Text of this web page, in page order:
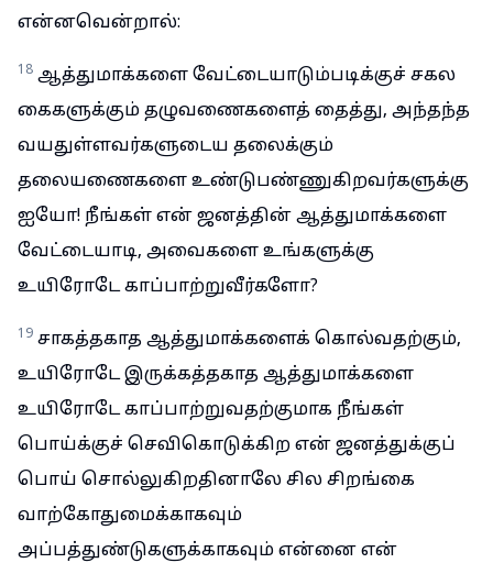
என்னவென்றால்:
18 ஆத்துமாக்களை வேட்டையாடும்படிக்குச் சகல
கைகளுக்கும் தழுவணைகளைத் தைத்து, அந்தந்த
வயதுள்ளவர்களுடைய தலைக்கும்
தலையணைகளை உண்டுபண்ணுகிறவர்களுக்கு
ஐயோ! நீங்கள் என் ஜனத்தின் ஆத்துமாக்களை
வேட்டையாடி, அவைகளை உங்களுக்கு
உயிரோடே காப்பாற்றுவீர்களோ?
19 சாகத்தகாத ஆத்துமாக்களைக் கொல்வதற்கும்,
உயிரோடே இருக்கத்தகாத ஆத்துமாக்களை
உயிரோடே காப்பாற்றுவதற்குமாக நீங்கள்
பொய்க்குச் செவிகொடுக்கிற என் ஜனத்துக்குப்
பொய் சொல்லுகிறதினாலே சில சிறங்கை
வாற்கோதுமைக்காகவும்
அப்பத்துண்டுகளுக்காகவும் என்னை என்